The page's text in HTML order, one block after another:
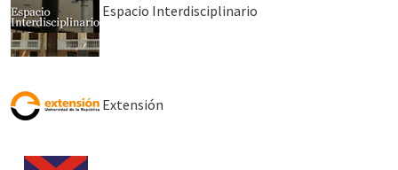
Espacio Interdisciplinario
Extensión